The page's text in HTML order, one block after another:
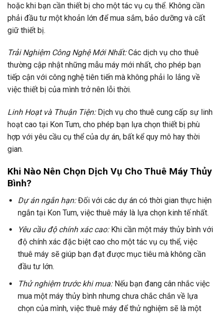
hoặc khi bạn cần thiết bị cho một tác vụ cụ thể. Không cần
phải đầu tư một khoản lớn để mua sắm, bảo dưỡng và cất
giữ thiết bị.
Trải Nghiệm Công Nghệ Mới Nhất:Các dịch vụ cho thuê
thường cập nhật những mẫu máy mới nhất, cho phép bạn
tiếp cận với công nghệ tiên tiến mà không phải lo lắng về
việc thiết bị của mình trở nên lỗi thời.
Linh Hoạt và Thuận Tiện: Dịch vụ cho thuê cung cấp sự linh
hoạt cao tại Kon Tum, cho phép bạn lựa chọn thiết bị phù
hợp với yêu cầu cụ thể của dự án, bất kể quy mô hay thời
gian.
Khi Nào Nên Chọn Dịch Vụ Cho Thuê Máy Thủy
Bình?
Dự án ngắn hạn:Đối với các dự án có thời gian thực hiện
ngắn tại Kon Tum, việc thuê máy là lựa chọn kinh tế nhất.
Yêu cầu độ chính xác cao: Khi cần một máy thủy bình với
độ chính xác đặc biệt cao cho một tác vụ cụ thể, việc
thuê máy sẽ giúp bạn đạt được mục tiêu mà không cần
đầu tư lớn.
Thử nghiệm trước khi mua:Nếu bạn đang cân nhắc việc
mua một máy thủy bình nhưng chưa chắc chắn về lựa
chọn của mình, việc thuê máy để thử nghiệm sẽ là một